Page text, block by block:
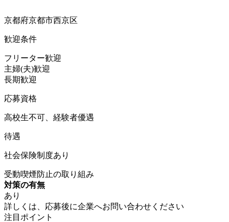
京都府京都市西京区
歓迎条件
フリーター歓迎
主婦(夫)歓迎
長期歓迎
応募資格
高校生不可、経験者優遇
待遇
社会保険制度あり
受動喫煙防止の取り組み
対策の有無
あり
詳しくは、応募後に企業へお問い合わせください
注目ポイント